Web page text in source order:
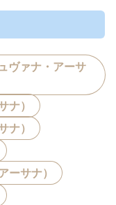
ヴァナ・アーサ
ナ）
ナ）
ーサナ）